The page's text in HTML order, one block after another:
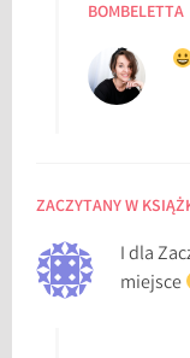
BOMBELETTA
ZACZYTANY W
I dla
miejsce